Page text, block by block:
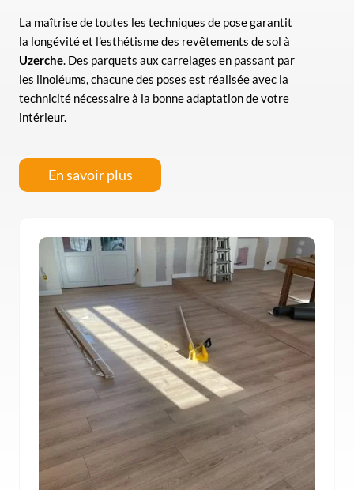
La maîtrise de toutes les techniques de pose garantit
la longévité et l’esthétisme des revêtements de sol à
Uzerche. Des parquets aux carrelages en passant par
les linoléums, chacune des poses est réalisée avec la
technicité nécessaire à la bonne adaptation de votre
intérieur.
En savoir plus